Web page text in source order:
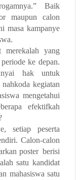
Baik
maupun calon
masa kampanye
yang
ke depan.
hak untuk
kegiatan
mengetahui
efektifkah
setiap peserta
Calon-calon
poster berisi
satu kandidat
mahasiswa satu